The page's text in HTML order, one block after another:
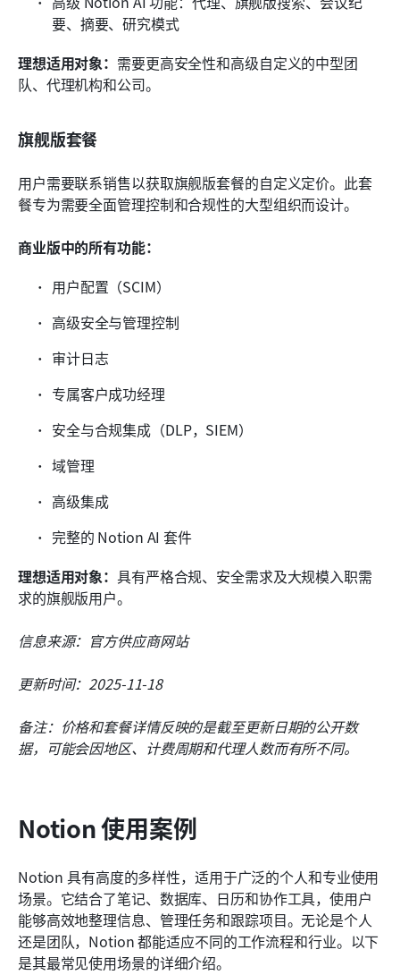
要、摘要、研究模式
理想适用对象： 需要更高安全性和高级自定义的中型团
队、代理机构和公司。
旗舰版套餐
用户需要联系销售以获取旗舰版套餐的自定义定价。此套
餐专为需要全面管理控制和合规性的大型组织而设计。
商业版中的所有功能：
用户配置（SCIM）
高级安全与管理控制
审计日志
专属客户成功经理
安全与合规集成（DLP，SIEM）
域管理
高级集成
完整的 Notion AI 套件
理想适用对象：具有严格合规、安全需求及大规模入职需
求的旗舰版用户。
信息来源：官方供应商网站
更新时间：2025-11-18
备注：价格和套餐详情反映的是截至更新日期的公开数
据，可能会因地区、计费周期和代理人数而有所不同。
Notion 使用案例
Notion 具有高度的多样性，适用于广泛的个人和专业使用
场景。它结合了笔记、数据库、日历和协作工具，使用户
能够高效地整理信息、管理任务和跟踪项目。无论是个人
还是团队，Notion 都能适应不同的工作流程和行业。以下
是其最常见使用场景的详细介绍。